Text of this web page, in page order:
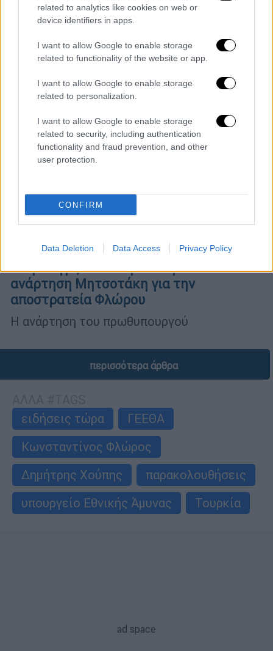
related to analytics like cookies on web or
device identifiers in apps.
I want to allow Google to enable storage
related to functionality of the website or app.
I want to allow Google to enable storage
related to personalization.
I want to allow Google to enable storage
related to security, including authentication
functionality and fraud prevention, and other
user protection.
CONFIRM
Data Deletion Data Access Privacy Policy
Στις 10 το πρωί η τελετή στη Στρατιωτική
Σχολή Ευελπίδων
Πολιτική|12.01.2024 13:55
«Στρατηγέ, σε ευχαριστούμε!» - Η
ανάρτηση Μητσοτάκη για την
αποστρατεία Φλώρου
Η ανάρτηση του πρωθυπουργού
περισσότερα άρθρα
ειδήσεις τώρα
ΓΕΕΘΑ
Κωνσταντίνος Φλώρος
Δημήτρης Χούπης
παρακολουθήσεις
υπουργείο Εθνικής Άμυνας
Τουρκία